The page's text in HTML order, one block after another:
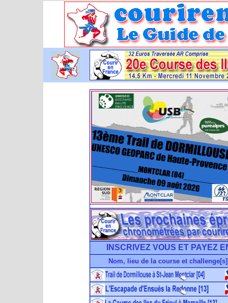
INSCRIVEZ VOUS ET PAYEZ
Nom, lieu de la course et challenge[s]